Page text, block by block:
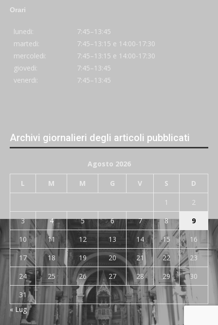
Orari
lunedi:
7:45–13:45
martedi:
7:45–13:15 e 14:00-17:30
mercoledi:
7:45–13:15 e 14:00-17:30
giovedi:
7:45–13:45
venerdi:
7:45–13:45
Archivi giornalieri degli articoli pubblicati
Agosto 2026
L M M G V S D
1
2
3
4 5 6 7 8
9
10
11 12 13 14 15
16
17
18 19 20 21 22
23
24
25 26 27 28 29
30
31
« Lug